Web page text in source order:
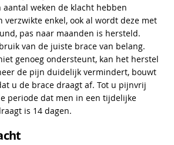
weken de klacht hebben
verzwikte enkel, ook al wordt deze met
pas naar maanden is hersteld.
van de juiste brace van belang.
genoeg ondersteunt, kan het herstel
de pijn duidelijk vermindert, bouwt
u de brace draagt af. Tot u pijnvrij
periode dat men in een tijdelijke
is 14 dagen.